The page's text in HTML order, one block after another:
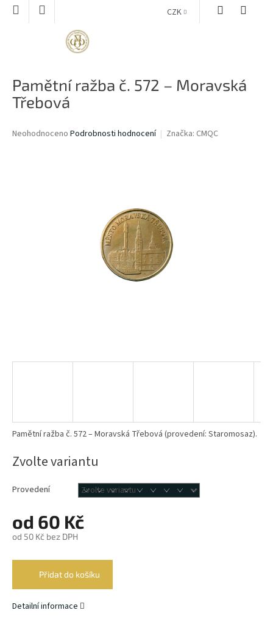
Přejít
CZK
Pamětní ražba č. 572 – Moravská
Třebová
Průměrné
Neohodnoceno Podrobnosti hodnocení Značka: CMQC
od 60 Kč
od 50 Kč bez DPH
Zvolte variantu
Provedení
Přidat do košíku
Pamětní ražba č. 572 – Moravská Třebová (provedení: Staromosaz).
Detailní informace